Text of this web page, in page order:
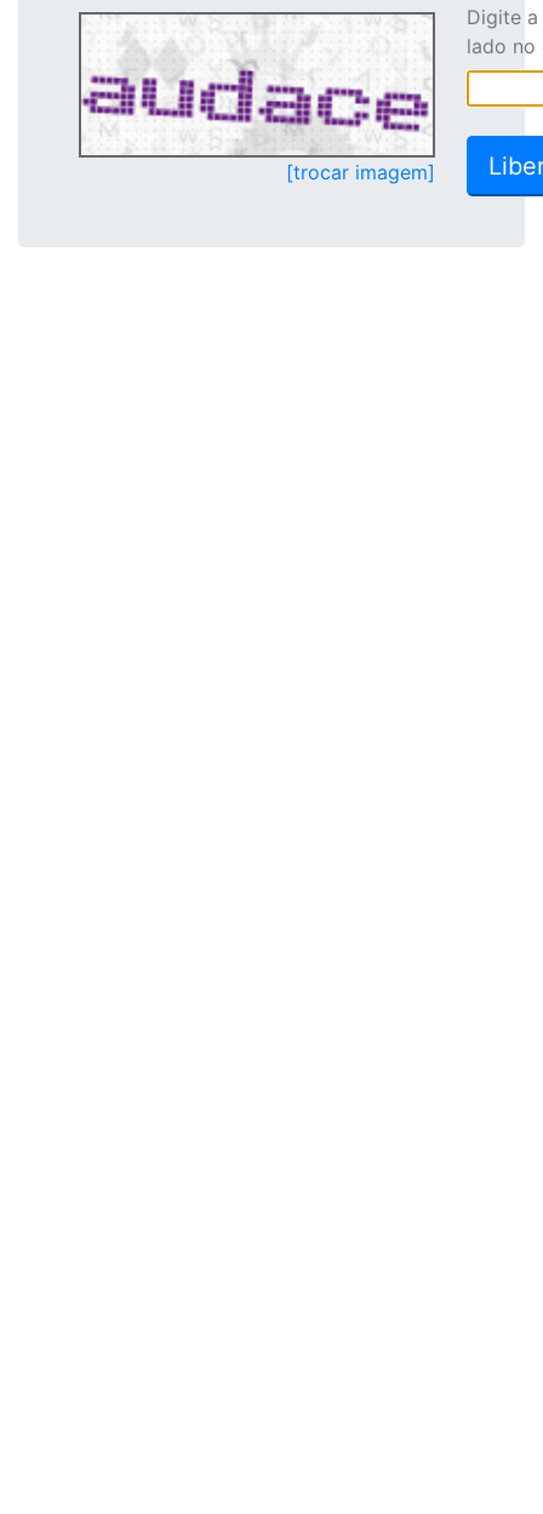
[trocar imagem]
Digite
lado no